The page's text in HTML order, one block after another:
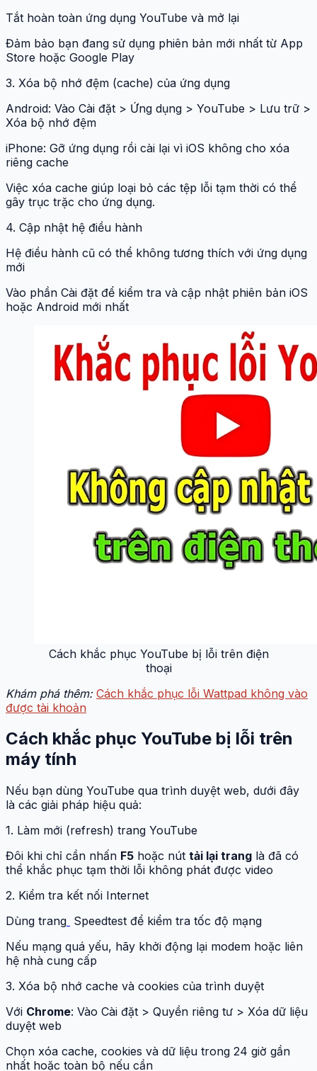
Tắt hoàn toàn ứng dụng YouTube và mở lại
Đảm bảo bạn đang sử dụng phiên bản mới nhất từ App
Store hoặc Google Play
3. Xóa bộ nhớ đệm (cache) của ứng dụng
Android: Vào Cài đặt > Ứng dụng > YouTube > Lưu trữ >
Xóa bộ nhớ đệm
iPhone: Gỡ ứng dụng rồi cài lại vì iOS không cho xóa
riêng cache
Việc xóa cache giúp loại bỏ các tệp lỗi tạm thời có thể
gây trục trặc cho ứng dụng.
4. Cập nhật hệ điều hành
Hệ điều hành cũ có thể không tương thích với ứng dụng
mới
Vào phần Cài đặt để kiểm tra và cập nhật phiên bản iOS
hoặc Android mới nhất
Cách khắc phục YouTube bị lỗi trên điện
thoại
Khám phá thêm: Cách khắc phục lỗi Wattpad không vào
được tài khoản
Cách khắc phục YouTube bị lỗi trên
máy tính
Nếu bạn dùng YouTube qua trình duyệt web, dưới đây
là các giải pháp hiệu quả:
1. Làm mới (refresh) trang YouTube
Đôi khi chỉ cần nhấn F5 hoặc nút tải lại trang là đã có
thể khắc phục tạm thời lỗi không phát được video
2. Kiểm tra kết nối Internet
Dùng trang Speedtest để kiểm tra tốc độ mạng
Nếu mạng quá yếu, hãy khởi động lại modem hoặc liên
hệ nhà cung cấp
3. Xóa bộ nhớ cache và cookies của trình duyệt
Với Chrome: Vào Cài đặt > Quyền riêng tư > Xóa dữ liệu
duyệt web
Chọn xóa cache, cookies và dữ liệu trong 24 giờ gần
nhất hoặc toàn bộ nếu cần